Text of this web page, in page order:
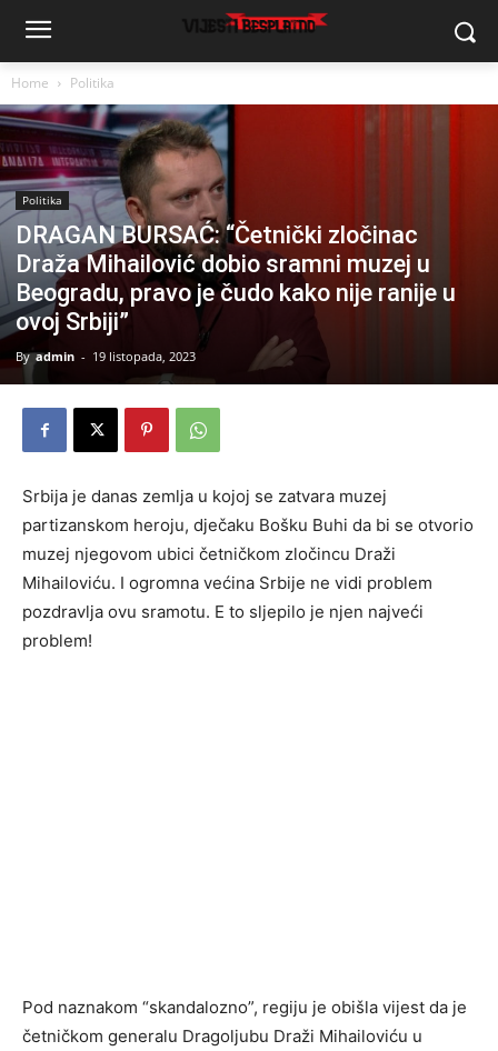
Home Politika
Politika
DRAGAN BURSAĆ: “Četnički zločinac
Draža Mihailović dobio sramni muzej u
Beogradu, pravo je čudo kako nije ranije u
ovoj Srbiji”
By admin - 19 listopada, 2023
Srbija je danas zemlja u kojoj se zatvara muzej
partizanskom heroju, dječaku Bošku Buhi da bi se otvorio
muzej njegovom ubici četničkom zločincu Draži
Mihailoviću. I ogromna većina Srbije ne vidi problem
pozdravlja ovu sramotu. E to sljepilo je njen najveći
problem!
Pod naznakom “skandalozno”, regiju je obišla vijest da je
četničkom generalu Dragoljubu Draži Mihailoviću u